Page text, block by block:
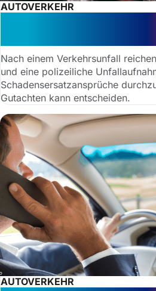
AUTOVERKEHR
Nach einem Verkehrsunfall
und eine polizeiliche
Schadensersatzansprüche
Gutachten kann entscheiden.
AUTOVERKEHR